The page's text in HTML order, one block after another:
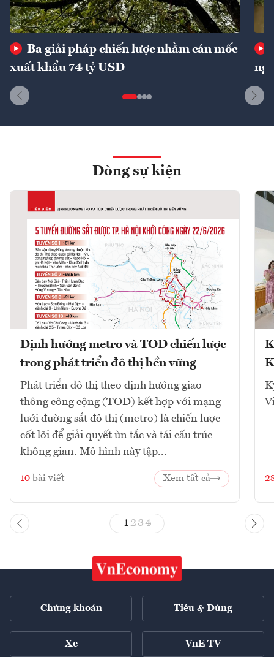
Ba giải pháp chiến lược nhằm cán mốc
xuất khẩu 74 tỷ USD
Dòng sự kiện
Định hướng metro và TOD chiến lược
trong phát triển đô thị bền vững
Phát triển đô thị theo định hướng giao
thông công cộng (TOD) kết hợp với mạng
lưới đường sắt đô thị (metro) là chiến lược
cốt lõi để giải quyết ùn tắc và tái cấu trúc
không gian. Mô hình này tập...
10 bài viết Xem tất cả
1 23 4
Chứng khoán Tiêu & Dùng
Xe VnE TV